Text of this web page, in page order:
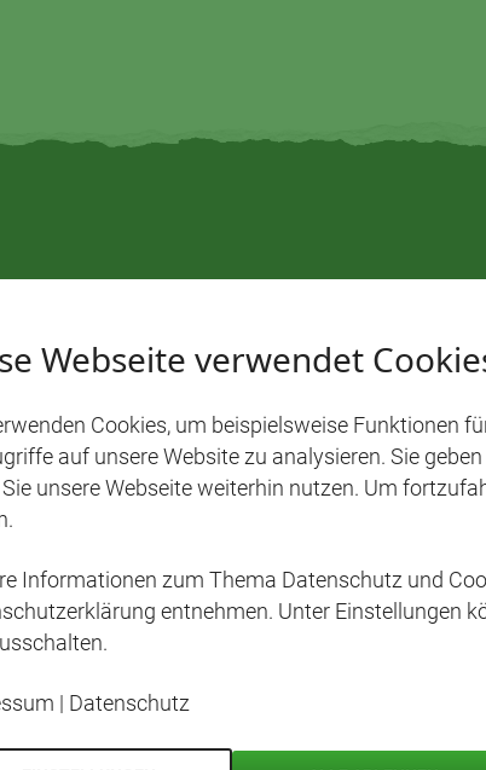
Webseite verwendet
Cookies, um beispielsweise Funktionen
auf unsere Website zu analysieren. Sie
unsere Webseite weiterhin nutzen. Um
Informationen zum Thema Datenschutz und
entnehmen. Unter Einstellungen
| Datenschutz